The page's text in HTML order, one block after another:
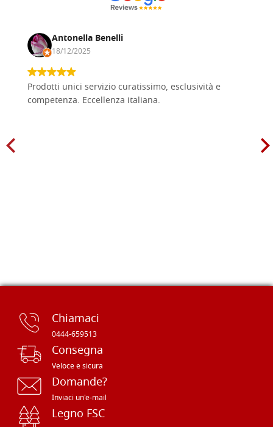
Antonella Benelli
18/12/2025
Prodotti unici servizio curatissimo, esclusività e
competenza. Eccellenza italiana.
Chiamaci
0444-659513
Consegna
Veloce e sicura
Domande?
Inviaci un'e-mail
Legno FSC